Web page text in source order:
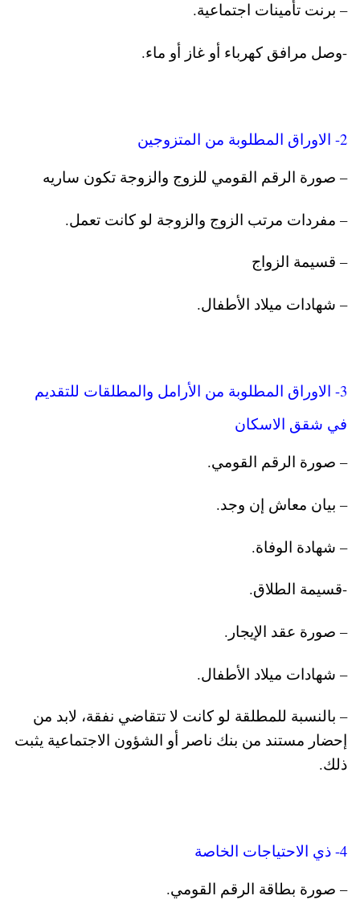
– برنت تأمينات اجتماعية.
-وصل مرافق كهرباء أو غاز أو ماء.
2- الاوراق المطلوبة من المتزوجين
– صورة الرقم القومي للزوج والزوجة تكون ساريه
– مفردات مرتب الزوج والزوجة لو كانت تعمل.
– قسيمة الزواج
– شهادات ميلاد الأطفال.
3- الاوراق المطلوبة من الأرامل والمطلقات للتقديم
في شقق الاسكان
– صورة الرقم القومي.
– بيان معاش إن وجد.
– شهادة الوفاة.
-قسيمة الطلاق.
– صورة عقد الإيجار.
– شهادات ميلاد الأطفال.
– بالنسبة للمطلقة لو كانت لا تتقاضي نفقة، لابد من
إحضار مستند من بنك ناصر أو الشؤون الاجتماعية يثبت
ذلك.
4- ذي الاحتياجات الخاصة
– صورة بطاقة الرقم القومي.